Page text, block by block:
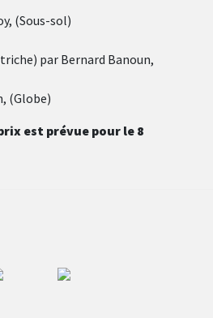
(Sous-sol)
par Bernard Banoun,
(Globe)
est prévue pour le 8